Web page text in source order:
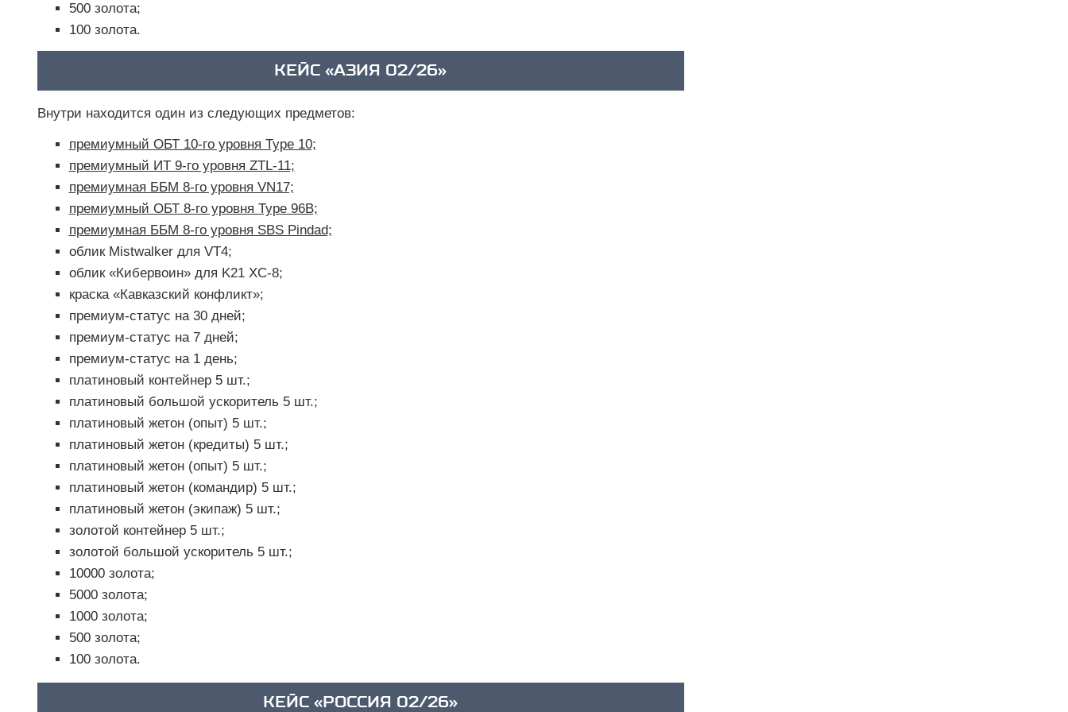
500 золота;
100 золота.
КЕЙС «АЗИЯ 02/26»
Внутри находится один из следующих предметов:
премиумный ОБТ 10-го уровня Type 10;
премиумный ИТ 9-го уровня ZTL-11;
премиумная ББМ 8-го уровня VN17;
премиумный ОБТ 8-го уровня Type 96B;
премиумная ББМ 8-го уровня SBS Pindad;
облик Mistwalker для VT4;
облик «Кибервоин» для K21 XC-8;
краска «Кавказский конфликт»;
премиум-статус на 30 дней;
премиум-статус на 7 дней;
премиум-статус на 1 день;
платиновый контейнер 5 шт.;
платиновый большой ускоритель 5 шт.;
платиновый жетон (опыт) 5 шт.;
платиновый жетон (кредиты) 5 шт.;
платиновый жетон (опыт) 5 шт.;
платиновый жетон (командир) 5 шт.;
платиновый жетон (экипаж) 5 шт.;
золотой контейнер 5 шт.;
золотой большой ускоритель 5 шт.;
10000 золота;
5000 золота;
1000 золота;
500 золота;
100 золота.
КЕЙС «РОССИЯ 02/26»